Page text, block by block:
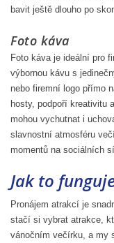
bavit ještě dlouho po
Foto káva
Foto káva je ideální pro
výbornou kávu s
nebo firemní logo přímo
hosty, podpoří kreativitu
mohou vychutnat i
slavnostní atmosféru
momentů na sociálních
Jak to
Pronájem atrakcí je
stačí si vybrat atrakce,
vánočním večírku, a my